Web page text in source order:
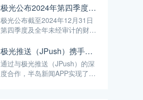
户将能够精准优化其邮件营销活
动，确保信息在正确的时间触达
目标客户。
极光公布2024年第四季度及全年财报
极光公布截至2024年12月31日
第四季度及全年未经审计的财
极光推送（JPush）携手山东大众报业集团，打造新闻触达新体验
通过与极光推送（JPush）的深
度合作，半岛新闻APP实现了从